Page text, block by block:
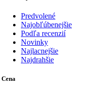
Predvolené
Najobľúbenejšie
Podľa recenzií
Novinky
Najlacnejšie
Najdrahšie
Cena